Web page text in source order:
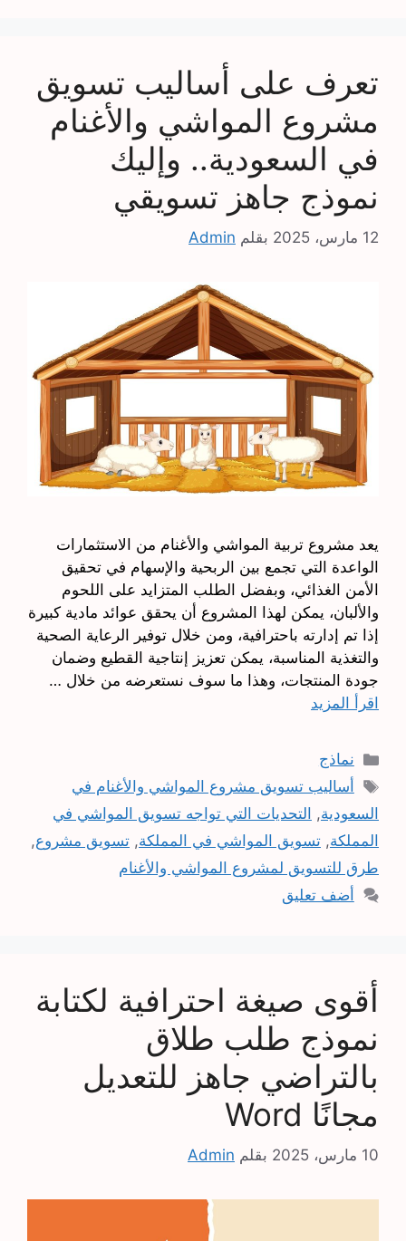
تعرف على أساليب تسويق
مشروع المواشي والأغنام
في السعودية.. وإليك
نموذج جاهز تسويقي
12 مارس، 2025 بقلم Admin
يعد مشروع تربية المواشي والأغنام من الاستثمارات
الواعدة التي تجمع بين الربحية والإسهام في تحقيق
الأمن الغذائي، وبفضل الطلب المتزايد على اللحوم
والألبان، يمكن لهذا المشروع أن يحقق عوائد مادية كبيرة
إذا تم إدارته باحترافية، ومن خلال توفير الرعاية الصحية
والتغذية المناسبة، يمكن تعزيز إنتاجية القطيع وضمان
جودة المنتجات، وهذا ما سوف نستعرضه من خلال …
اقرأ المزيد
التصنيفات
نماذج
الوسوم
أساليب تسويق مشروع المواشي والأغنام في
السعودية, التحديات التي تواجه تسويق المواشي في
المملكة, تسويق المواشي في المملكة, تسويق مشروع,
طرق للتسويق لمشروع المواشي والأغنام
أضف تعليق
أقوى صيغة احترافية لكتابة
نموذج طلب طلاق
بالتراضي جاهز للتعديل
مجانًا Word
10 مارس، 2025 بقلم Admin